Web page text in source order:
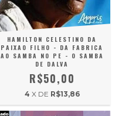
HAMILTON CELESTINO DA
PAIXAO FILHO - DA FABRICA
AO SAMBA NO PE - O SAMBA
DE DALVA
R$50,00
4 X DE R$13,86